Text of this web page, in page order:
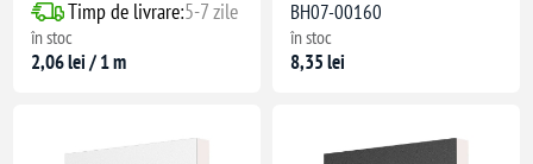
Timp de livrare:5-7 zile
în stoc
2,06 lei / 1 m
BH07-00160
în stoc
8,35 lei